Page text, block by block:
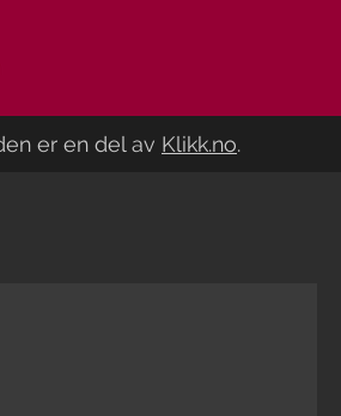
er en del av Klikk.no.